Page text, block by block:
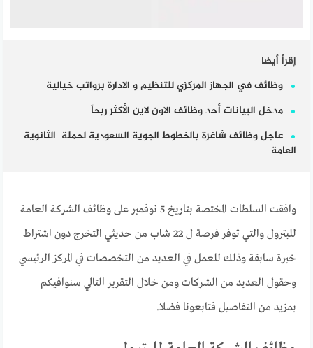
إقرأ أيضا
وظائف في الجهاز المركزي للتنظيم و الادارة برواتب خيالية
مدخل البيانات أحد وظائف الاون لاين الأكثر ربحاً
عاجل وظائف شاغرة بالخطوط الجوية السعودية لحملة الثانوية
العامة
وافقت السلطات المختصة بتاريخ 5 نوفمبر على وظائف الشركة العامة
للبترول والتي توفر فرصة ل 22 شاب من حديثي التخرج دون اشتراط
خبرة سابقة وذلك للعمل في العديد من التخصصات في المركز الرئيسي
وحقول العديد من الشركات ومن خلال التقرير التالي سنوافيكم
بمزيد من التفاصيل فتابعونا فضلا.